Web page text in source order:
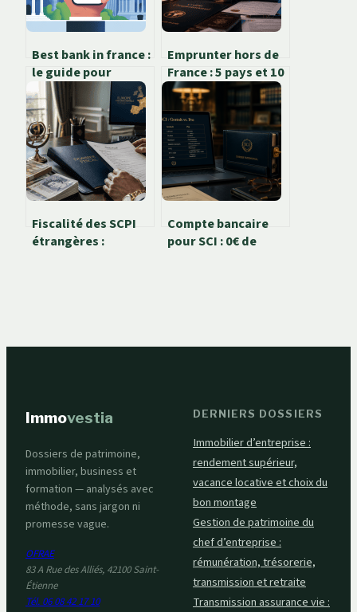
Best bank in france :
le guide pour
choisir la bonne
banque
Emprunter hors de
France : 5 pays et 10
banques
accessibles aux
résidents français
Fiscalité des SCPI
étrangères :
Compte bancaire
pour SCI : 0€ de
Immovestia
Dossiers de patrimoine,
immobilier, business et
formation — analysés avec
méthode, sans jargon ni
promesse vague.
OFRAE
83 A Rue des Alliés, 42100 Saint-
Étienne
Tél. 06 08 42 17 10
DERNIERS DOSSIERS
Immobilier d’entreprise :
rendement supérieur,
vacance locative et choix du
bon montage
Gestion de patrimoine du
chef d’entreprise :
rémunération, trésorerie,
transmission et retraite
Transmission assurance vie :